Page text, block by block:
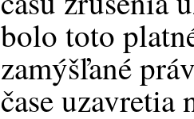
bolo toto
zamýšľané
čase uzavretia